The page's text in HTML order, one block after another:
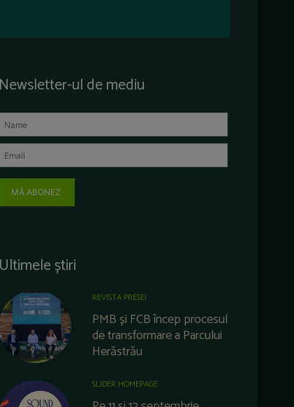
Newsletter-ul de mediu
MĂ ABONEZ
Ultimele știri
REVISTA PRESEI
PMB și FCB încep procesul
de transformare a Parcului
Herăstrău
SLIDER HOMEPAGE